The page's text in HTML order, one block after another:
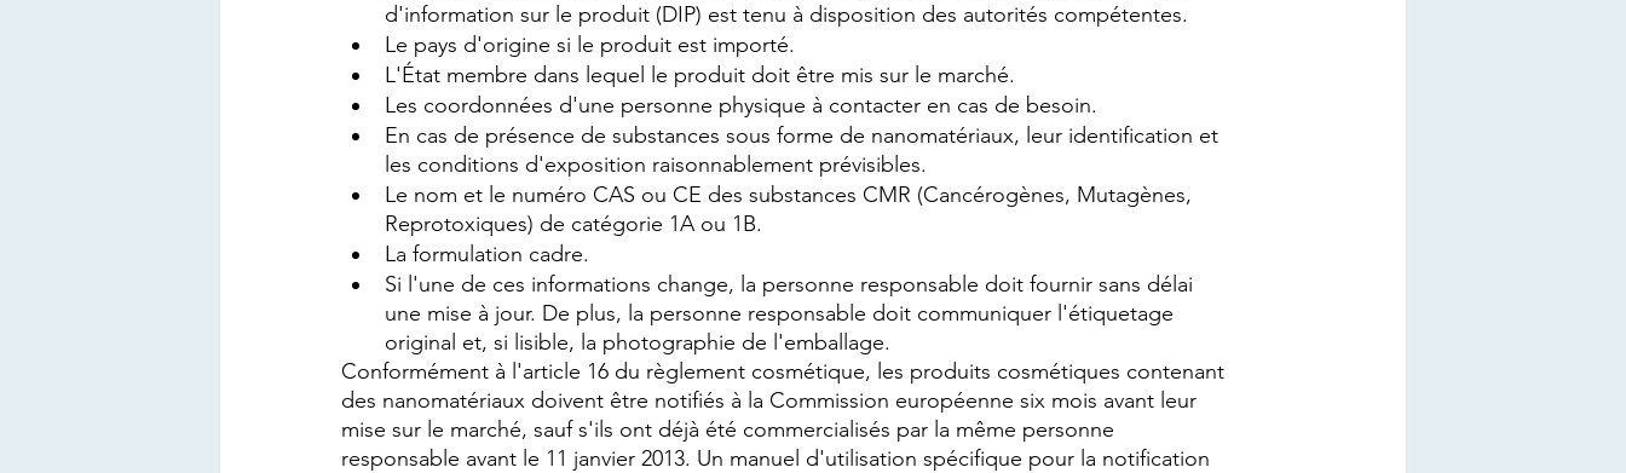
d'information sur le produit (DIP) est tenu à disposition des autorités compétentes.
Le pays d'origine si le produit est importé.
L'État membre dans lequel le produit doit être mis sur le marché.
Les coordonnées d'une personne physique à contacter en cas de besoin.
En cas de présence de substances sous forme de nanomatériaux, leur identification et
les conditions d'exposition raisonnablement prévisibles.
Le nom et le numéro CAS ou CE des substances CMR (Cancérogènes, Mutagènes,
Reprotoxiques) de catégorie 1A ou 1B.
La formulation cadre.
Si l'une de ces informations change, la personne responsable doit fournir sans délai
une mise à jour. De plus, la personne responsable doit communiquer l'étiquetage
original et, si lisible, la photographie de l'emballage.
Conformément à l'article 16 du règlement cosmétique, les produits cosmétiques contenant
des nanomatériaux doivent être notifiés à la Commission européenne six mois avant leur
mise sur le marché, sauf s'ils ont déjà été commercialisés par la même personne
responsable avant le 11 janvier 2013. Un manuel d'utilisation spécifique pour la notification